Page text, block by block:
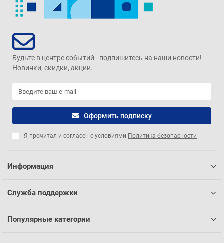
Будьте в центре событий - подпишитесь на наши новости!
Новинки, скидки, акции.
Оформить подписку
Я прочитал и согласен с условиями Политика безопасности
Информация
Служба поддержки
Популярные категории